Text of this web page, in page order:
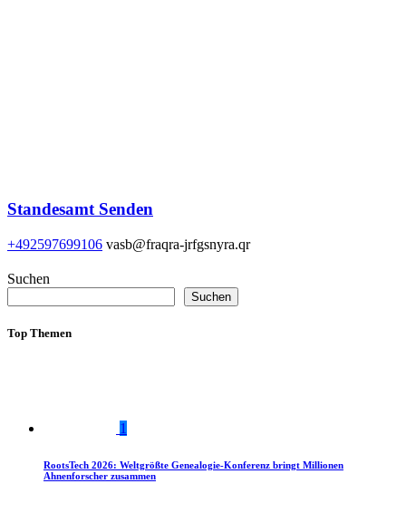
Standesamt Senden
+492597699106 vasb@fraqra-jrfgsnyra.qr
Suchen
Suchen
Top Themen
1
RootsTech 2026: Weltgrößte Genealogie-Konferenz bringt Millionen
Ahnenforscher zusammen